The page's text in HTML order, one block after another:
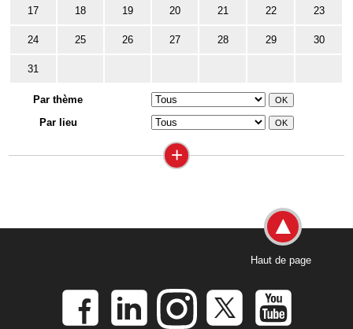
17 18 19 20 21 22 23
24 25 26 27 28 29 30
31
Par thème
Par lieu
+
Haut de page